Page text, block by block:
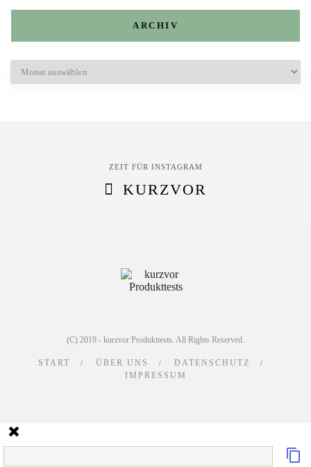
ARCHIV
ZEIT FÜR INSTAGRAM
KURZVOR
(C) 2019 - kurzvor Produkttests. All Rights Reserved.
START ÜBER UNS
DATENSCHUTZ
IMPRESSUM